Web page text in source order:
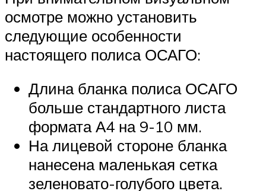
осмотре можно установить
следующие особенности
настоящего полиса ОСАГО:
Длина бланка полиса ОСАГО
больше стандартного листа
формата А4 на 9-10 мм.
На лицевой стороне бланка
нанесена маленькая сетка
зеленовато-голубого цвета.